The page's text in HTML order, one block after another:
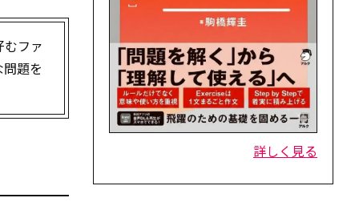
ファ
題を
詳しく見る